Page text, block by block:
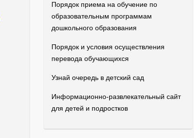
Порядок приема на обучение по
образовательным программам
дошкольного образования
Порядок и условия осуществления
перевода обучающихся
Узнай очередь в детский сад
Информационно-развлекательный сайт
для детей и подростков